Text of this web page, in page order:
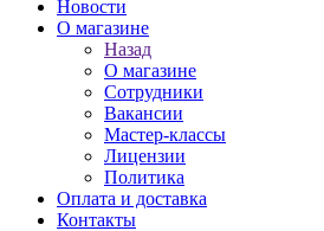
Новости
О магазине
Назад
О магазине
Сотрудники
Вакансии
Мастер-классы
Лицензии
Политика
Оплата и доставка
Контакты